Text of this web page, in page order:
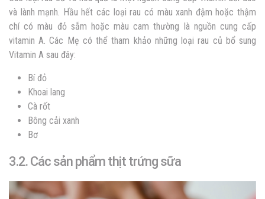
và lành mạnh. Hầu hết các loại rau có màu xanh đậm hoặc thậm
chí có màu đỏ sẫm hoặc màu cam thường là nguồn cung cấp
vitamin A. Các Mẹ có thể tham khảo những loại rau củ bổ sung
Vitamin A sau đây:
Bí đỏ
Khoai lang
Cà rốt
Bông cải xanh
Bơ
3.2. Các sản phẩm thịt trứng sữa